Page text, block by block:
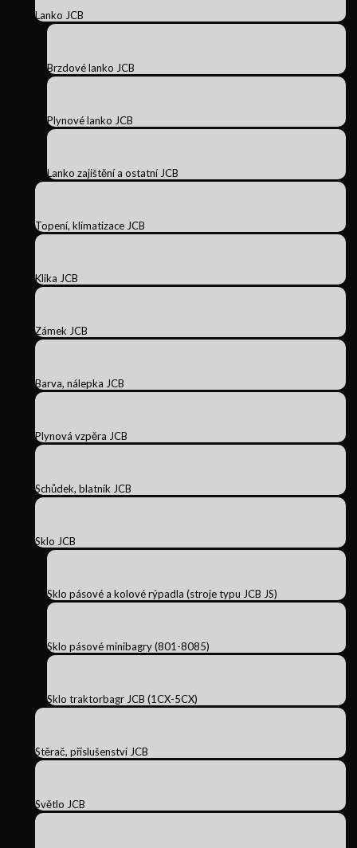
Lanko JCB
Brzdové lanko JCB
Plynové lanko JCB
Lanko zajištění a ostatní JCB
Topení, klimatizace JCB
Klika JCB
Zámek JCB
Barva, nálepka JCB
Plynová vzpěra JCB
Schůdek, blatník JCB
Sklo JCB
Sklo pásové a kolové rýpadla (stroje typu JCB JS)
Sklo pásové minibagry (801-8085)
Sklo traktorbagr JCB (1CX-5CX)
Stěrač, příslušenství JCB
Světlo JCB